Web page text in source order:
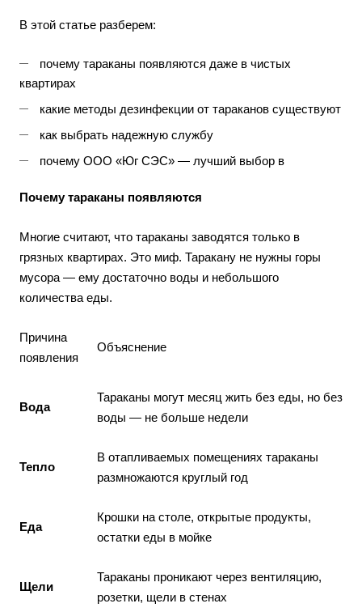
В этой статье разберем:
почему тараканы появляются даже в чистых
квартирах
какие методы дезинфекции от тараканов существуют
как выбрать надежную службу
почему ООО «Юг СЭС» — лучший выбор в
Почему тараканы появляются
Многие считают, что тараканы заводятся только в
грязных квартирах. Это миф. Таракану не нужны горы
мусора — ему достаточно воды и небольшого
количества еды.
Причина
появления
Объяснение
Вода
Тараканы могут месяц жить без еды, но без
воды — не больше недели
Тепло
В отапливаемых помещениях тараканы
размножаются круглый год
Еда
Крошки на столе, открытые продукты,
остатки еды в мойке
Щели
Тараканы проникают через вентиляцию,
розетки, щели в стенах